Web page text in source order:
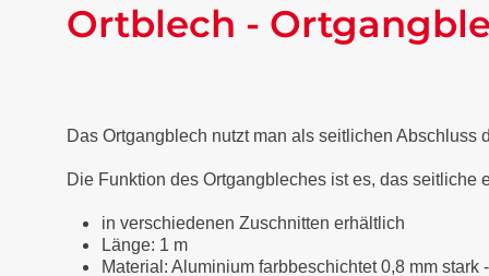
Ortblech -
Das Ortgangblech nutzt man als seitlichen
Die Funktion des Ortgangbleches ist es, das
in verschiedenen Zuschnitten erhältlich
Länge: 1 m
Material: Aluminium farbbeschichtet 0,8 mm